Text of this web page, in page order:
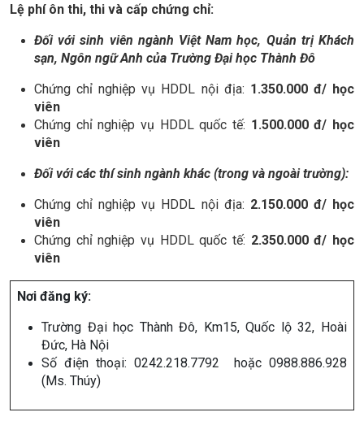
Lệ phí ôn thi, thi và cấp chứng chỉ:
Đối với sinh viên ngành Việt Nam học, Quản trị Khách
sạn, Ngôn ngữ Anh của Trường Đại học Thành Đô
Chứng chỉ nghiệp vụ HDDL nội địa: 1.350.000 đ/ học
viên
Chứng chỉ nghiệp vụ HDDL quốc tế: 1.500.000 đ/ học
viên
Đối với các thí sinh ngành khác (trong và ngoài trường):
Chứng chỉ nghiệp vụ HDDL nội địa: 2.150.000 đ/ học
viên
Chứng chỉ nghiệp vụ HDDL quốc tế: 2.350.000 đ/ học
viên
Nơi đăng ký:
Trường Đại học Thành Đô, Km15, Quốc lộ 32, Hoài
Đức, Hà Nội
Số điện thoại: 0242.218.7792 hoặc 0988.886.928
(Ms. Thúy)